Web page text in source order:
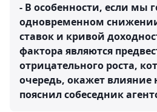
- В особенности, если мы
одновременном
ставок и кривой
фактора являются
отрицательного роста,
очередь, окажет влияние
пояснил собеседник